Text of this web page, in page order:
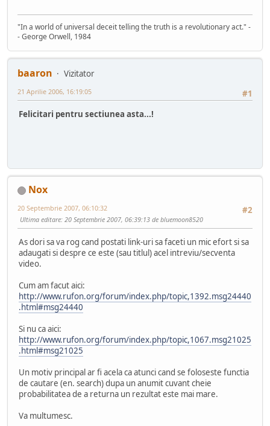
"In a world of universal deceit telling the truth is a revolutionary act." -
- George Orwell, 1984
baaron
Vizitator
#1
21 Aprilie 2006, 16:19:05
Felicitari pentru sectiunea asta...!
Nox
#2
20 Septembrie 2007, 06:10:32
Ultima editare: 20 Septembrie 2007, 06:39:13 de bluemoon8520
As dori sa va rog cand postati link-uri sa faceti un mic efort si sa
adaugati si despre ce este (sau titlul) acel intreviu/secventa
video.
Cum am facut aici:
http://www.rufon.org/forum/index.php/topic,1392.msg24440
.html#msg24440
Si nu ca aici:
http://www.rufon.org/forum/index.php/topic,1067.msg21025
.html#msg21025
Un motiv principal ar fi acela ca atunci cand se foloseste functia
de cautare (en. search) dupa un anumit cuvant cheie
probabilitatea de a returna un rezultat este mai mare.
Va multumesc.